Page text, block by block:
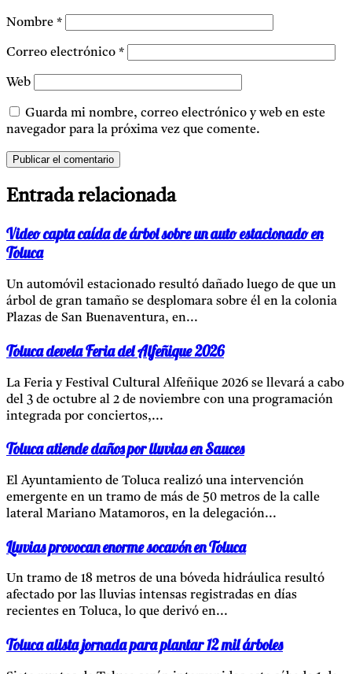
Nombre *
Correo electrónico *
Web
Guarda mi nombre, correo electrónico y web en este
navegador para la próxima vez que comente.
Entrada relacionada
Video capta caída de árbol sobre un auto estacionado en
Toluca
Un automóvil estacionado resultó dañado luego de que un
árbol de gran tamaño se desplomara sobre él en la colonia
Plazas de San Buenaventura, en...
Toluca devela Feria del Alfeñique 2026
La Feria y Festival Cultural Alfeñique 2026 se llevará a cabo
del 3 de octubre al 2 de noviembre con una programación
integrada por conciertos,...
Toluca atiende daños por lluvias en Sauces
El Ayuntamiento de Toluca realizó una intervención
emergente en un tramo de más de 50 metros de la calle
lateral Mariano Matamoros, en la delegación...
Lluvias provocan enorme socavón en Toluca
Un tramo de 18 metros de una bóveda hidráulica resultó
afectado por las lluvias intensas registradas en días
recientes en Toluca, lo que derivó en...
Toluca alista jornada para plantar 12 mil árboles